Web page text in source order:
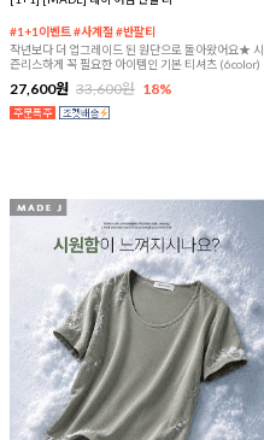
#1+1이벤트 #사계절 #반팔티
작년보다 더 업그레이드 된 원단으로 돌아왔어요★ 시
즌리스하게 꼭 필요한 아이템인 기본 티셔츠 (6color)
27,600원 33,600원 18%